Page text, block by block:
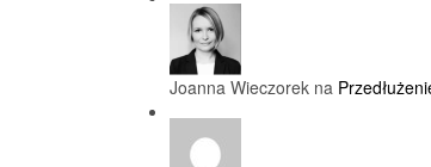
Joanna Wieczorek na